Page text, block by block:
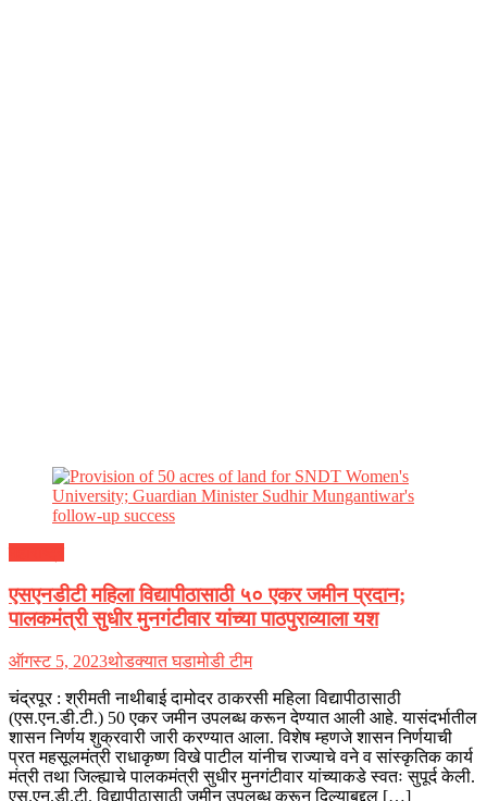
एसएनडीटी महिला विद्यापीठासाठी ५० एकर जमीन प्रदान;
पालकमंत्री सुधीर मुनगंटीवार यांच्या पाठपुराव्याला यश
ऑगस्ट 5, 2023थोडक्यात घडामोडी टीम
चंद्रपूर : श्रीमती नाथीबाई दामोदर ठाकरसी महिला विद्यापीठासाठी
(एस.एन.डी.टी.) 50 एकर जमीन उपलब्ध करून देण्यात आली आहे. यासंदर्भातील
शासन निर्णय शुक्रवारी जारी करण्यात आला. विशेष म्हणजे शासन निर्णयाची
प्रत महसूलमंत्री राधाकृष्ण विखे पाटील यांनीच राज्याचे वने व सांस्कृतिक कार्य
मंत्री तथा जिल्ह्याचे पालकमंत्री सुधीर मुनगंटीवार यांच्याकडे स्वतः सुपूर्द केली.
एस.एन.डी.टी. विद्यापीठासाठी जमीन उपलब्ध करून दिल्याबद्दल […]